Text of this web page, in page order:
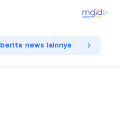
news lainnya